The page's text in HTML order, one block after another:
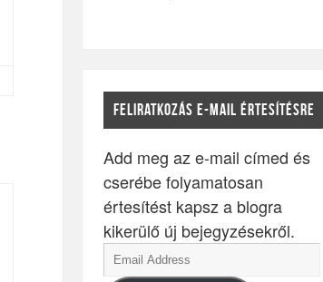
FELIRATKOZÁS E-MAIL ÉRTESÍTÉSRE
Add meg az e-mail címed és
cserébe folyamatosan
értesítést kapsz a blogra
kikerülő új bejegyzésekről.